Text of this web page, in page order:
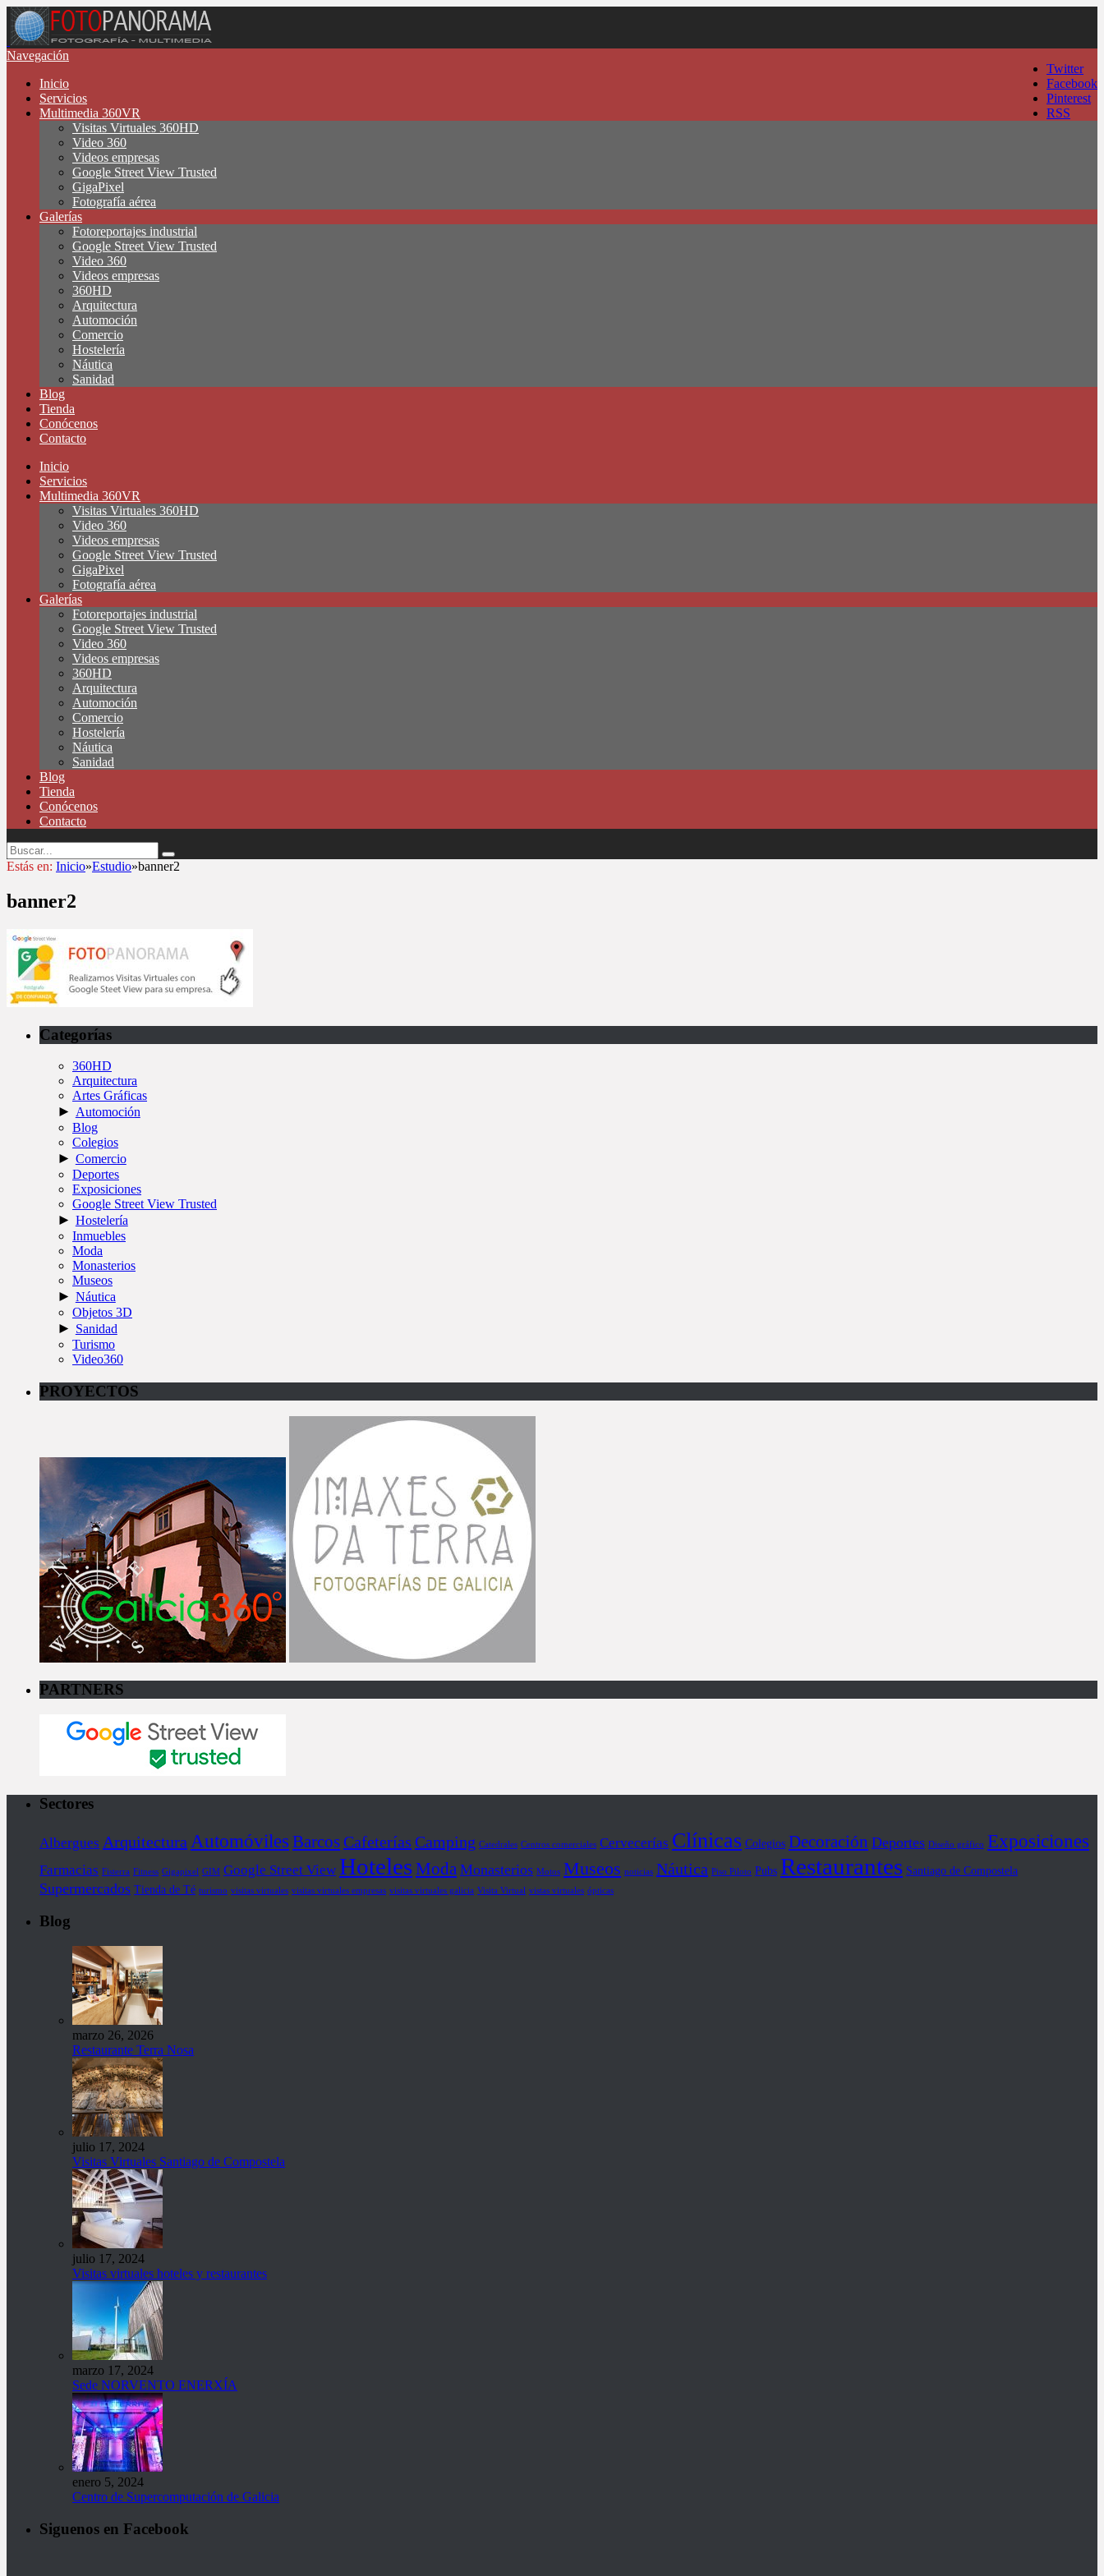
Twitter
Facebook
Pinterest
RSS
Navegación
Inicio
Servicios
Multimedia 360VR
Visitas Virtuales 360HD
Video 360
Videos empresas
Google Street View Trusted
GigaPixel
Fotografía aérea
Galerías
Fotoreportajes industrial
Google Street View Trusted
Video 360
Videos empresas
360HD
Arquitectura
Automoción
Comercio
Hostelería
Náutica
Sanidad
Blog
Tienda
Conócenos
Contacto
Inicio
Servicios
Multimedia 360VR
Visitas Virtuales 360HD
Video 360
Videos empresas
Google Street View Trusted
GigaPixel
Fotografía aérea
Galerías
Fotoreportajes industrial
Google Street View Trusted
Video 360
Videos empresas
360HD
Arquitectura
Automoción
Comercio
Hostelería
Náutica
Sanidad
Blog
Tienda
Conócenos
Contacto
Estás en: Inicio»Estudio»banner2
banner2
Categorías
360HD
Arquitectura
Artes Gráficas
► Automoción
Blog
Colegios
► Comercio
Deportes
Exposiciones
Google Street View Trusted
► Hostelería
Inmuebles
Moda
Monasterios
Museos
► Náutica
Objetos 3D
► Sanidad
Turismo
Video360
PROYECTOS
PARTNERS
Sectores
Albergues Arquitectura Automóviles BarcosCafeterías Camping Catedrales Centros comerciales Cervecerías Clínicas Colegios Decoración Deportes Diseño gráfico Exposiciones
Farmacias Fisterra Fitness Gigapixel GIM Google Street View HotelesModa Monasterios Motos Museos noticias Náutica Piso Piloto Pubs Restaurantes Santiago de Compostela
Supermercados Tienda de Té turismo visitas virtuales visitas virtuales empresas visitas virtuales galicia Visita Virtual vistas virtuales ópticas
Blog
marzo 26, 2026
Restaurante Terra Nosa
julio 17, 2024
Visitas Virtuales Santiago de Compostela
julio 17, 2024
Visitas virtuales hoteles y restaurantes
marzo 17, 2024
Sede NORVENTO ENERXÍA
enero 5, 2024
Centro de Supercomputación de Galicia
Siguenos en Facebook